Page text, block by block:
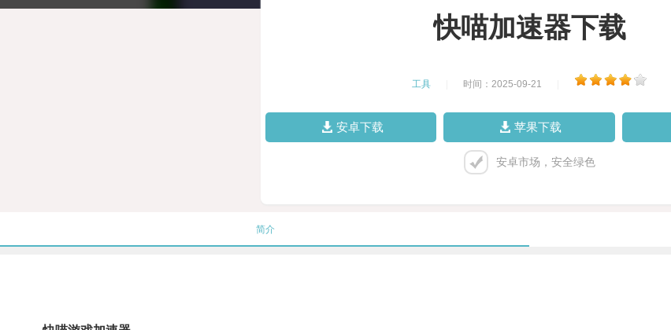
快喵加速器下载
工具 时间：2025-09-21
安卓下载 苹果下载
安卓市场，安全绿色
简介